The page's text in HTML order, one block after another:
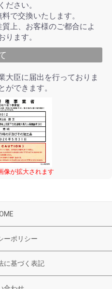
ださい。
で交換いたします。
上、お客様のご都合によ
ります。
大臣に届出を行っておりま
ができます。
像が拡大されます
ーポリシー
に基づく表記